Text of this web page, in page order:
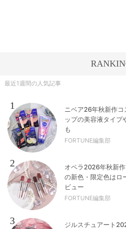
最近1週間の人気記事
1
ニベア26年秋新作
ップの美容液タイプ
も
FORTUNE編集部
2
オペラ2026年秋新作
の新色・限定色は
ビュー
FORTUNE編集部
3
ジルスチュアート